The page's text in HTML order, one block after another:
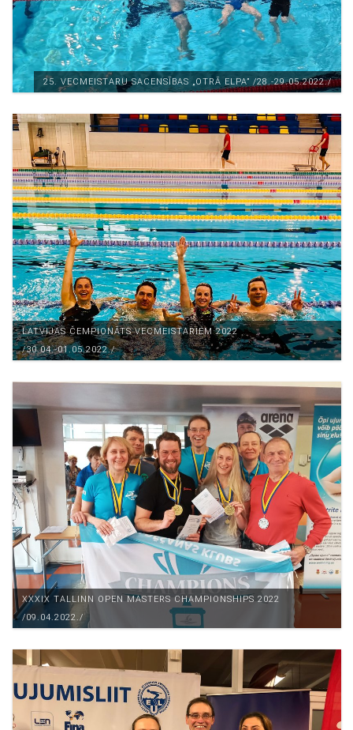
25. VECMEISTARU SACENSĪBAS „OTRĀ ELPA” /28.-29.05.2022./
LATVIJAS ČEMPIONĀTS VECMEISTARIEM 2022
/30.04.-01.05.2022./
XXXIX TALLINN OPEN MASTERS CHAMPIONSHIPS 2022
/09.04.2022./